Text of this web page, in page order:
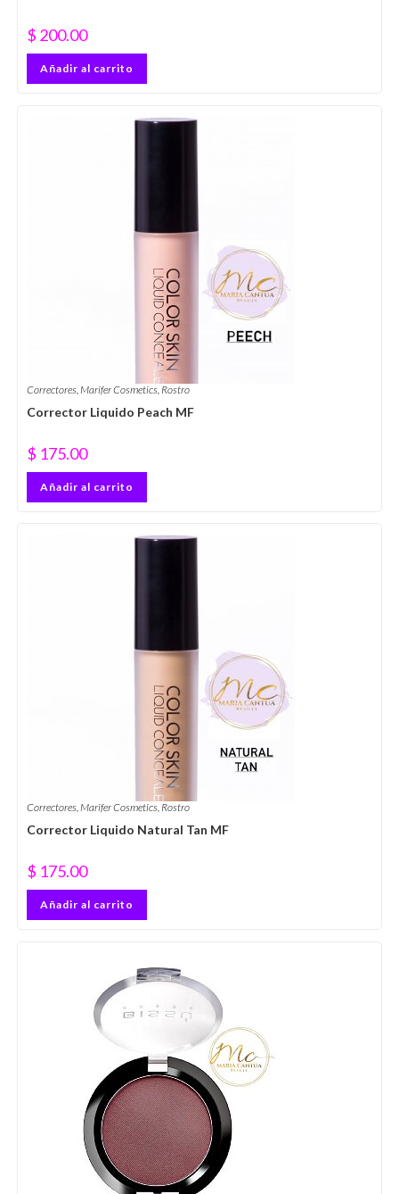
$ 200.00
Añadir al carrito
Correctores, Marifer Cosmetics, Rostro
Corrector Liquido Peach MF
$ 175.00
Añadir al carrito
Correctores,Marifer Cosmetics, Rostro
Corrector Liquido Natural Tan MF
$ 175.00
Añadir al carrito